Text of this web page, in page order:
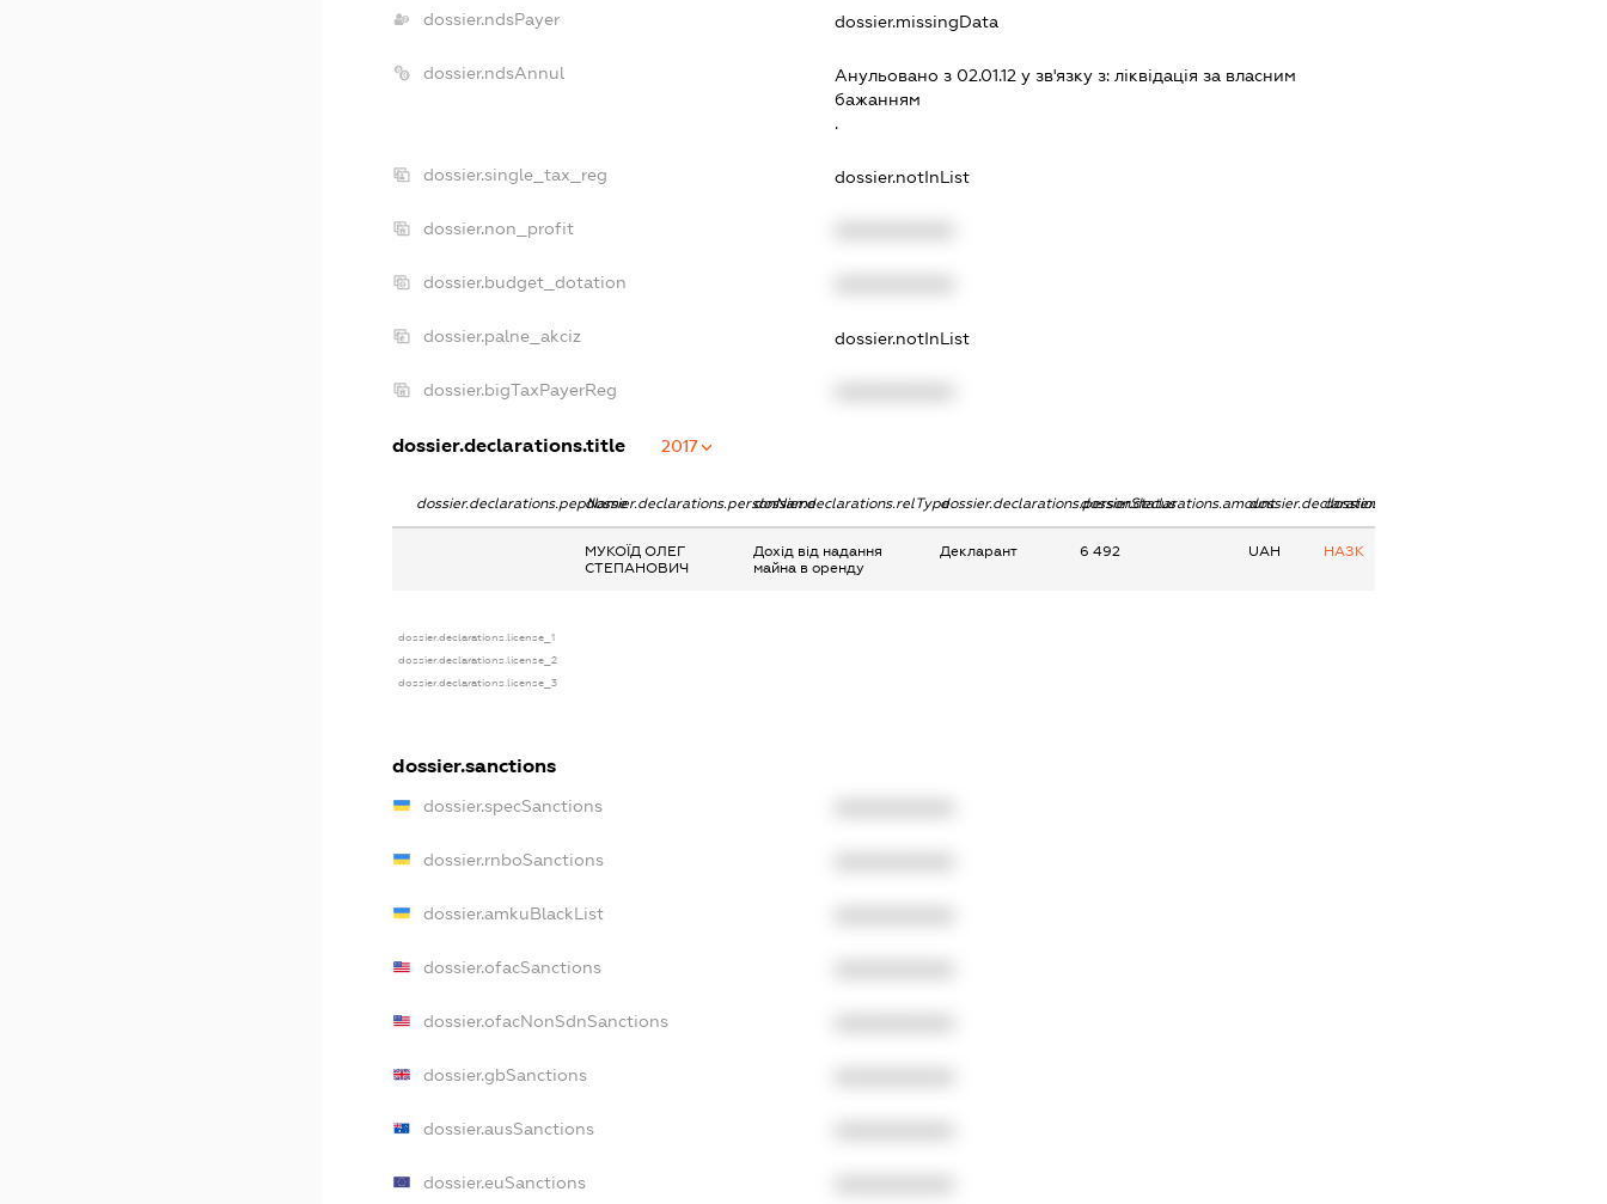
dossier.ndsPayer dossier.missingData
dossier.ndsAnnul Анульовано з 02.01.12 у зв'язку з: лiквiдацiя за власним
бажанням
.
dossier.single_tax_reg dossier.notInList
dossier.non_profit
dossier.budget_dotation
dossier.palne_akciz dossier.notInList
dossier.bigTaxPayerReg
dossier.declarations.title 2017
dossier.declarations.pepNamedossier.declarations.personNamedossier.declarations.relTypedossier.declarations.personStatusdossier.declarations.amountdossier.declarations.currency
dossier.declarations.source
МУКОЇД ОЛЕГ
СТЕПАНОВИЧ
Дохід від надання
майна в оренду
Декларант 6 492 UAH НАЗК
dossier.declarations.license_1
dossier.declarations.license_2
dossier.declarations.license_3
dossier.sanctions
dossier.specSanctions
dossier.rnboSanctions
dossier.amkuBlackList
dossier.ofacSanctions
dossier.ofacNonSdnSanctions
dossier.gbSanctions
dossier.ausSanctions
dossier.euSanctions